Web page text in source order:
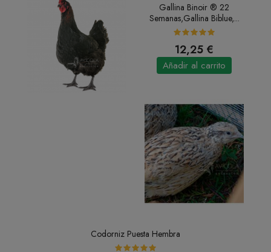
Gallina Binoir ® 22
Semanas,gallina Biblue,...
12,25 €
Añadir al carrito
Codorniz Puesta Hembra